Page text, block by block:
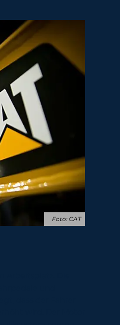
Foto: CAT